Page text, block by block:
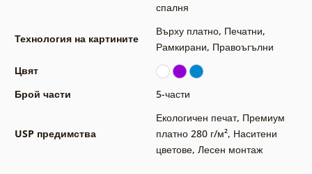
спалня
Технология на картините
Върху платно, Печатни,
Рамкирани, Правоъгълни
Цвят
Брой части
5-части
USP предимства
Екологичен печат, Премиум
платно 280 г/м², Наситени
цветове, Лесен монтаж